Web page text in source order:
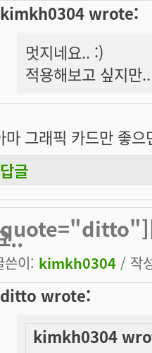
kimkh0304 wrote:
멋지네요.. :)
적용해보고 싶지만
마 그래픽 카드만 좋
답글
..
쓴이: kimkh0304 / 작
ditto wrote:
kimkh0304